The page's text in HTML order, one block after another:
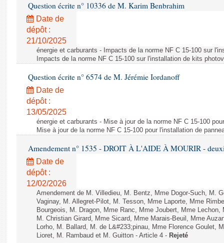
Question écrite n° 10336 de M. Karim Benbrahim
Date de
dépôt :
21/10/2025
énergie et carburants - Impacts de la norme NF C 15-100 sur
Impacts de la norme NF C 15-100 sur l'installation de kits
Question écrite n° 6574 de M. Jérémie Iordanoff
Date de
dépôt :
13/05/2025
énergie et carburants - Mise à jour de la norme NF C 15-100
Mise à jour de la norme NF C 15-100 pour l'installation de
Amendement n° 1535 - DROIT À L'AIDE À MOURIR -
Date de
dépôt :
12/02/2026
Amendement de M. Villedieu, M. Bentz, Mme Dogor-Such, M.
Vaginay, M. Allegret-Pilot, M. Tesson, Mme Laporte, Mme
Bourgeois, M. Dragon, Mme Ranc, Mme Joubert, Mme
M. Christian Girard, Mme Sicard, Mme Marais-Beuil, Mme
Lorho, M. Ballard, M. de L&#233;pinau, Mme Florence Goulet,
Lioret, M. Rambaud et M. Guitton - Article 4 - Rejeté